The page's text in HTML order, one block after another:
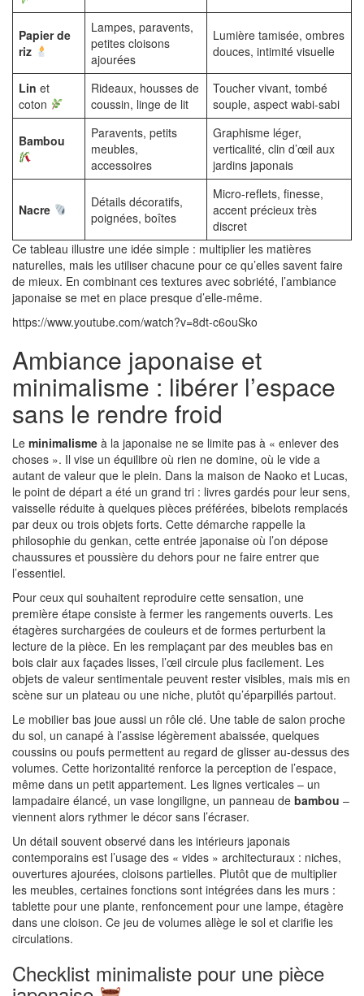
Papier de
riz
Lampes, paravents,
petites cloisons
ajourées
Lumière tamisée, ombres
douces, intimité visuelle
Lin et
coton
Rideaux, housses de
coussin, linge de lit
Toucher vivant, tombé
souple, aspect wabi-sabi
Bambou
Paravents, petits
meubles,
accessoires
Graphisme léger,
verticalité, clin d’œil aux
jardins japonais
Nacre
Détails décoratifs,
poignées, boîtes
Micro-reflets, finesse,
accent précieux très
discret
Ce tableau illustre une idée simple : multiplier les matières
naturelles, mais les utiliser chacune pour ce qu’elles savent faire
de mieux. En combinant ces textures avec sobriété, l’ambiance
japonaise se met en place presque d’elle-même.
https://www.youtube.com/watch?v=8dt-c6ouSko
Ambiance japonaise et
minimalisme : libérer l’espace
sans le rendre froid
Le minimalisme à la japonaise ne se limite pas à « enlever des
choses ». Il vise un équilibre où rien ne domine, où le vide a
autant de valeur que le plein. Dans la maison de Naoko et Lucas,
le point de départ a été un grand tri : livres gardés pour leur sens,
vaisselle réduite à quelques pièces préférées, bibelots remplacés
par deux ou trois objets forts. Cette démarche rappelle la
philosophie du genkan, cette entrée japonaise où l’on dépose
chaussures et poussière du dehors pour ne faire entrer que
l’essentiel.
Pour ceux qui souhaitent reproduire cette sensation, une
première étape consiste à fermer les rangements ouverts. Les
étagères surchargées de couleurs et de formes perturbent la
lecture de la pièce. En les remplaçant par des meubles bas en
bois clair aux façades lisses, l’œil circule plus facilement. Les
objets de valeur sentimentale peuvent rester visibles, mais mis en
scène sur un plateau ou une niche, plutôt qu’éparpillés partout.
Le mobilier bas joue aussi un rôle clé. Une table de salon proche
du sol, un canapé à l’assise légèrement abaissée, quelques
coussins ou poufs permettent au regard de glisser au-dessus des
volumes. Cette horizontalité renforce la perception de l’espace,
même dans un petit appartement. Les lignes verticales – un
lampadaire élancé, un vase longiligne, un panneau de bambou –
viennent alors rythmer le décor sans l’écraser.
Un détail souvent observé dans les intérieurs japonais
contemporains est l’usage des « vides » architecturaux : niches,
ouvertures ajourées, cloisons partielles. Plutôt que de multiplier
les meubles, certaines fonctions sont intégrées dans les murs :
tablette pour une plante, renfoncement pour une lampe, étagère
dans une cloison. Ce jeu de volumes allège le sol et clarifie les
circulations.
Checklist minimaliste pour une pièce